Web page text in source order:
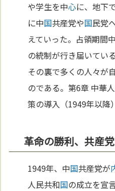
や学生を中心に、地下
に中国共産党や国民党
えていった。占領期間
の統制が行き届いてい
その裏で多くの人々が
のである。第6章 中華
策の導入（1949年以降）
革命の勝利、共産
1949年、中国共産党が
人民共和国の成立を宣